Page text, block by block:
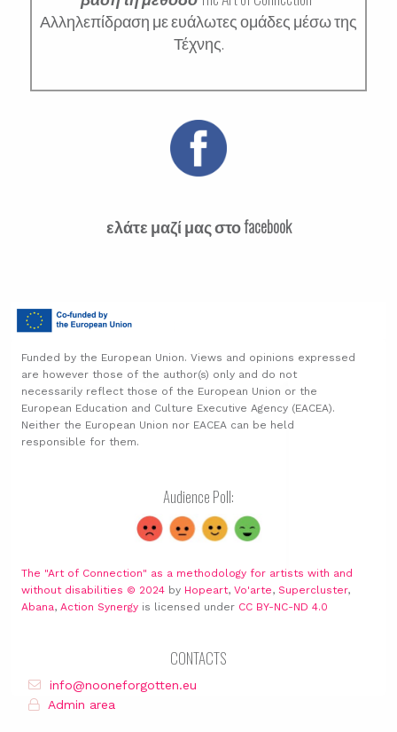
Αλληλεπίδραση με ευάλωτες ομάδες μέσω της
Τέχνης.
ελάτε μαζί μας στο facebook
Funded by the European Union. Views and opinions expressed
are however those of the author(s) only and do not
necessarily reflect those of the European Union or the
European Education and Culture Executive Agency (EACEA).
Neither the European Union nor EACEA can be held
responsible for them.
Audience Poll:
The "Art of Connection" as a methodology for artists with and
without disabilities © 2024 by Hopeart, Vo'arte, Supercluster,
Abana, Action Synergy is licensed under CC BY-NC-ND 4.0
CONTACTS
info@nooneforgotten.eu
Admin area